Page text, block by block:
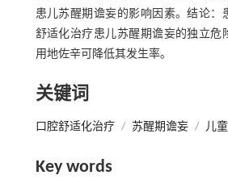
患儿苏醒期谵妄的影响因素。结论：
舒适化治疗患儿苏醒期谵妄的独立危
用地佐辛可降低其发生率。
关键词
口腔舒适化治疗 / 苏醒期谵妄 / 儿童
Key words